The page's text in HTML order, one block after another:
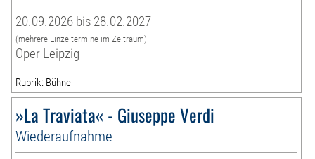
20.09.2026 bis 28.02.2027
(mehrere Einzeltermine im Zeitraum)
Oper Leipzig
Rubrik: Bühne
»La Traviata« - Giuseppe Verdi
Wiederaufnahme